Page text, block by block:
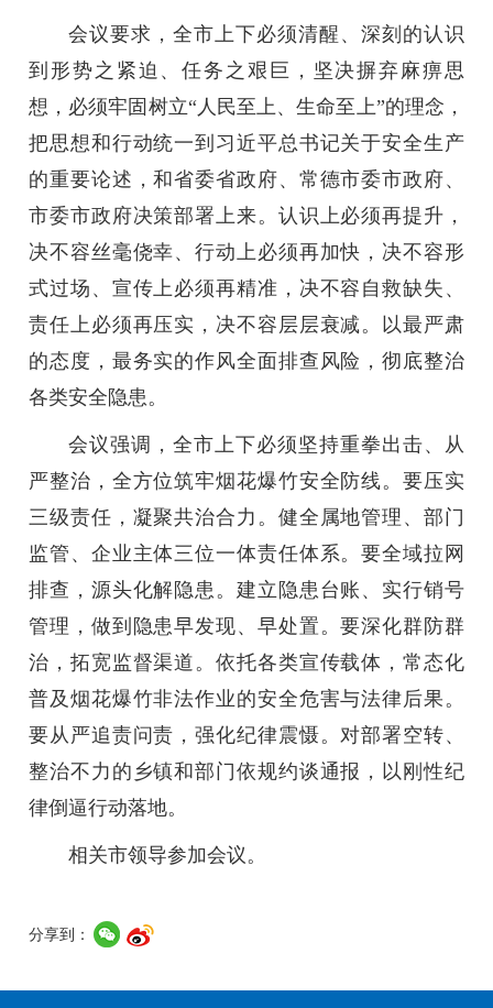
会议要求，全市上下必须清醒、深刻的认识
到形势之紧迫、任务之艰巨，坚决摒弃麻痹思
想，必须牢固树立“人民至上、生命至上”的理念，
把思想和行动统一到习近平总书记关于安全生产
的重要论述，和省委省政府、常德市委市政府、
市委市政府决策部署上来。认识上必须再提升，
决不容丝毫侥幸、行动上必须再加快，决不容形
式过场、宣传上必须再精准，决不容自救缺失、
责任上必须再压实，决不容层层衰减。以最严肃
的态度，最务实的作风全面排查风险，彻底整治
各类安全隐患。
会议强调，全市上下必须坚持重拳出击、从
严整治，全方位筑牢烟花爆竹安全防线。要压实
三级责任，凝聚共治合力。健全属地管理、部门
监管、企业主体三位一体责任体系。要全域拉网
排查，源头化解隐患。建立隐患台账、实行销号
管理，做到隐患早发现、早处置。要深化群防群
治，拓宽监督渠道。依托各类宣传载体，常态化
普及烟花爆竹非法作业的安全危害与法律后果。
要从严追责问责，强化纪律震慑。对部署空转、
整治不力的乡镇和部门依规约谈通报，以刚性纪
律倒逼行动落地。
相关市领导参加会议。
分享到：